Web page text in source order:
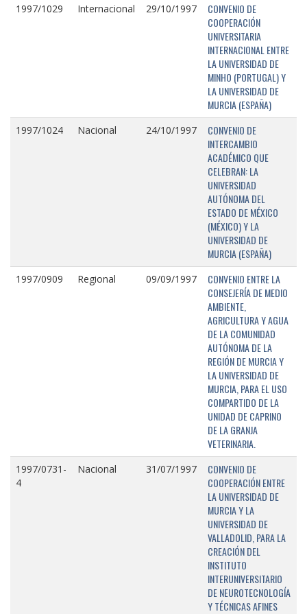
1997/1029 Internacional 29/10/1997
CONVENIO DE
COOPERACIÓN
UNIVERSITARIA
INTERNACIONAL ENTRE
LA UNIVERSIDAD DE
MINHO (PORTUGAL) Y
LA UNIVERSIDAD DE
MURCIA (ESPAÑA)
1997/1024 Nacional 24/10/1997
CONVENIO DE
INTERCAMBIO
ACADÉMICO QUE
CELEBRAN: LA
UNIVERSIDAD
AUTÓNOMA DEL
ESTADO DE MÉXICO
(MÉXICO) Y LA
UNIVERSIDAD DE
MURCIA (ESPAÑA)
1997/0909 Regional 09/09/1997
CONVENIO ENTRE LA
CONSEJERÍA DE MEDIO
AMBIENTE,
AGRICULTURA Y AGUA
DE LA COMUNIDAD
AUTÓNOMA DE LA
REGIÓN DE MURCIA Y
LA UNIVERSIDAD DE
MURCIA, PARA EL USO
COMPARTIDO DE LA
UNIDAD DE CAPRINO
DE LA GRANJA
VETERINARIA.
1997/0731-
4
Nacional 31/07/1997
CONVENIO DE
COOPERACIÓN ENTRE
LA UNIVERSIDAD DE
MURCIA Y LA
UNIVERSIDAD DE
VALLADOLID, PARA LA
CREACIÓN DEL
INSTITUTO
INTERUNIVERSITARIO
DE NEUROTECNOLOGÍA
Y TÉCNICAS AFINES